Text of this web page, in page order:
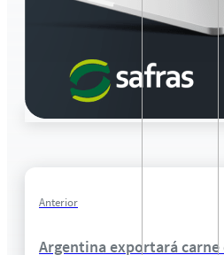
Anterior
Argentina exportará